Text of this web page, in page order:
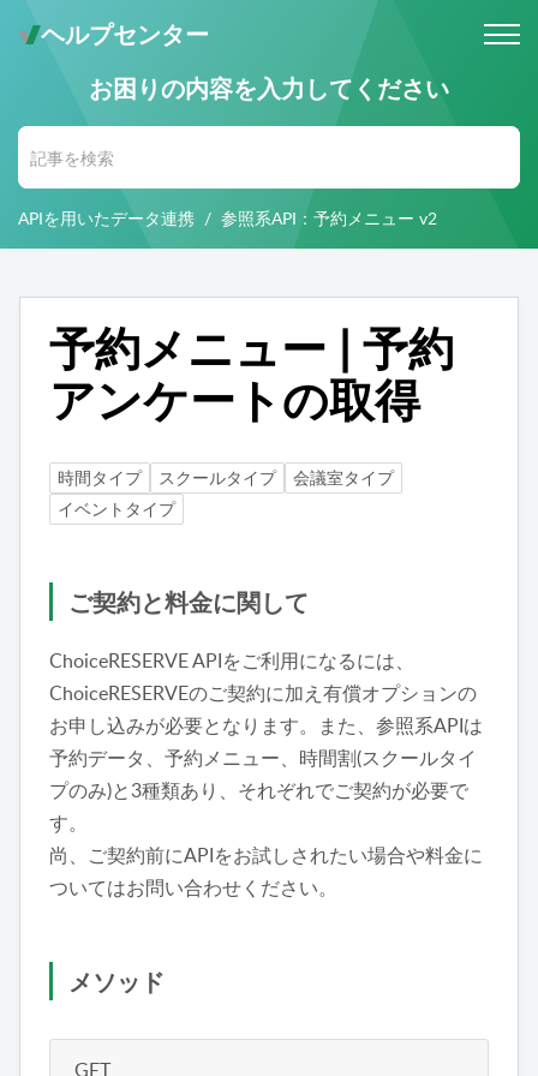
ヘルプセンター
メールでのお問い合わせ
お電話・ Web会議にて対応いたします。
お困りの内容を入力してください
APIを用いたデータ連携 参照系API：予約メニュー v2
予約メニュー | 予約
アンケートの取得
時間タイプ スクールタイプ
会議室タイプ
イベントタイプ
ご契約と料金に関して
ChoiceRESERVE APIをご利用になるには、
ChoiceRESERVEのご契約に加え有償オプションの
お申し込みが必要となります。また、参照系APIは
予約データ、予約メニュー、時間割(スクールタイ
プのみ)と3種類あり、それぞれでご契約が必要で
す。
尚、ご契約前にAPIをお試しされたい場合や料金に
ついてはお問い合わせください。
メソッド
GET